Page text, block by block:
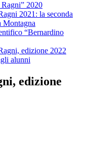
2020
2021: la seconda
Montagna
“Bernardino
edizione 2022
alunni
edizione